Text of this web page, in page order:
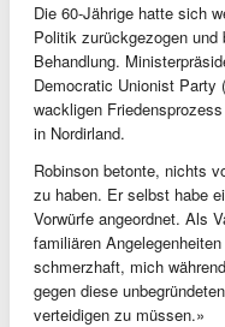
Die 60-Jährige hatte sich
Politik zurückgezogen
Behandlung.
Democratic Unionist Party
wackligen
in Nordirland.
Robinson betonte, nichts
zu haben. Er selbst habe
Vorwürfe angeordnet. Als
familiären
schmerzhaft, mich
gegen diese
verteidigen zu müssen.»